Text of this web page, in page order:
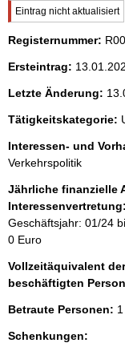
W
i
c
t
g
r
n
w
i
s
Eintrag nicht aktualisiert
Registernummer:
Ersteintrag:
Letzte Änderung:
Tätigkeitskategorie:
Interessen- und
Verkehrspolitik
Jährliche finanzielle
Interessenvertretung:
Geschäftsjahr: 01/24
0 Euro
Vollzeitäquivalent
beschäftigten
Betraute Personen: 1
Schenkungen: